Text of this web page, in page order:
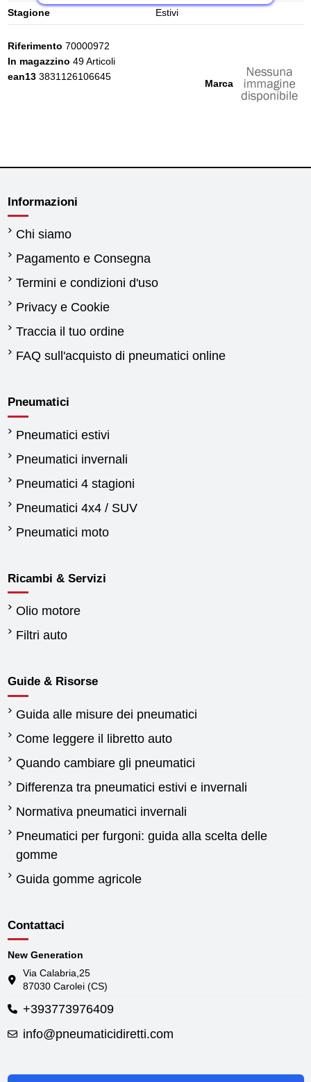
Stagione Estivi
Marca
Riferimento 70000972
In magazzino 49 Articoli
ean13 3831126106645
Informazioni
Chi siamo
Pagamento e Consegna
Termini e condizioni d'uso
Privacy e Cookie
Traccia il tuo ordine
FAQ sull'acquisto di pneumatici online
Pneumatici
Pneumatici estivi
Pneumatici invernali
Pneumatici 4 stagioni
Pneumatici 4x4 / SUV
Pneumatici moto
Ricambi & Servizi
Olio motore
Filtri auto
Guide & Risorse
Guida alle misure dei pneumatici
Come leggere il libretto auto
Quando cambiare gli pneumatici
Differenza tra pneumatici estivi e invernali
Normativa pneumatici invernali
Pneumatici per furgoni: guida alla scelta delle
gomme
Guida gomme agricole
Contattaci
New Generation
Via Calabria,25
87030 Carolei (CS)
+393773976409
info@pneumaticidiretti.com